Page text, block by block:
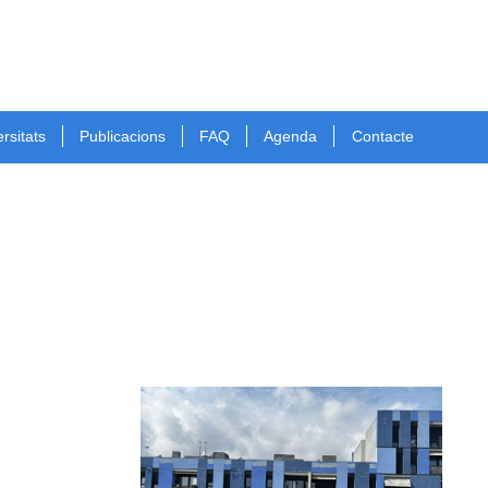
Publicacions FAQ Agenda Contacte